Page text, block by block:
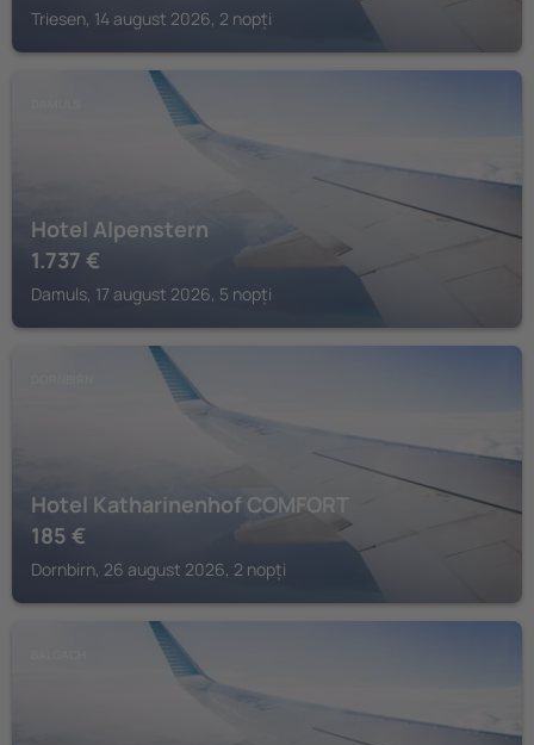
Triesen, 14 august 2026, 2 nopți
Hotel Alpenstern
1.737 €
Damuls, 17 august 2026, 5 nopți
Hotel Katharinenhof COMFORT
185 €
Dornbirn, 26 august 2026, 2 nopți